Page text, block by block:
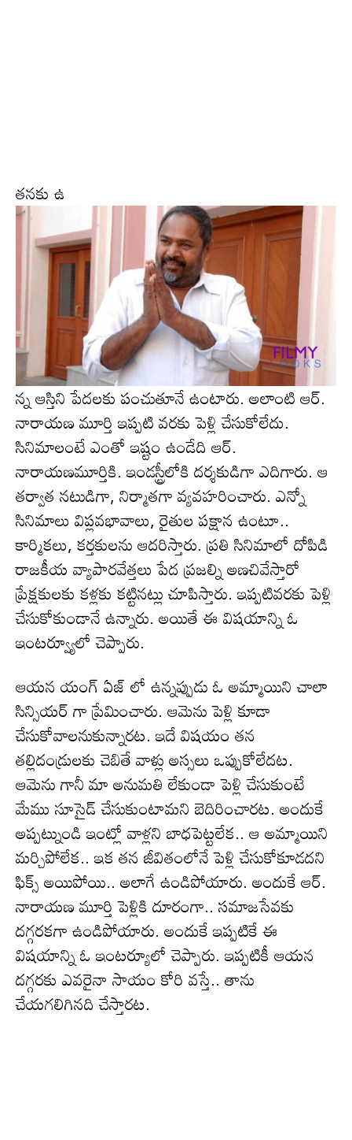
తనకు ఉ
న్న ఆస్తిని పేదలకు పంచుతూనే ఉంటారు. అలాంటి ఆర్.
నారాయణ మూర్తి ఇప్పటి వరకు పెళ్లి చేసుకోలేదు.
సినిమాలంటే ఎంతో ఇష్టం ఉండేది ఆర్.
నారాయణమూర్తికి. ఇండస్ట్రీలోకి దర్శకుడిగా ఎదిగారు. ఆ
తర్వాత నటుడిగా, నిర్మాతగా వ్యవహరించారు. ఎన్నో
సినిమాలు విప్లవభావాలు, రైతుల పక్షాన ఉంటూ..
కార్మికలు, కర్తకులను ఆదరిస్తారు. ప్రతి సినిమాలో దోపిడి
రాజకీయ వ్యాపారవేత్తలు పేద ప్రజల్ని అణచివేస్తారో
ప్రేక్షకులకు కళ్లకు కట్టినట్లు చూపిస్తారు. ఇప్పటివరకు పెళ్లి
చేసుకోకుండానే ఉన్నారు. అయితే ఈ విషయాన్ని ఓ
ఇంటర్వ్యూలో చెప్పారు.
ఆయన యంగ్ ఏజ్ లో ఉన్నప్పుడు ఓ అమ్మాయిని చాలా
సిన్సియర్ గా ప్రేమించారు. ఆమెను పెళ్లి కూడా
చేసుకోవాలనుకున్నారట. ఇదే విషయం తన
తల్లిదండ్రులకు చెబితే వాళ్లు అస్సలు ఒప్పుకోలేదట.
ఆమెను గానీ మా అనుమతి లేకుండా పెళ్లి చేసుకుంటే
మేము సూసైడ్ చేసుకుంటామని బెదిరించారట. అందుకే
అప్పట్నుండి ఇంట్లో వాళ్లని బాధపెట్టలేక.. ఆ అమ్మాయిని
మర్చిపోలేక.. ఇక తన జీవితంలోనే పెళ్లి చేసుకోకూడదని
ఫిక్స్ అయిపోయి.. అలాగే ఉండిపోయారు. అందుకే ఆర్.
నారాయణ మూర్తి పెళ్లికి దూరంగా.. సమాజసేవకు
దగ్గరకగా ఉండిపోయారు. అందుకే ఇప్పటికే ఈ
విషయాన్ని ఓ ఇంటర్యూలో చెప్పారు. ఇప్పటికీ ఆయన
దగ్గరకు ఎవరైనా సాయం కోరి వస్తే.. తాను
చేయగలిగినది చేస్తారట.